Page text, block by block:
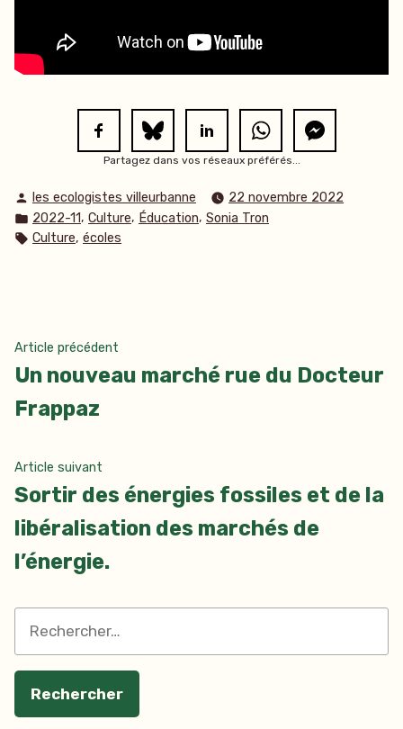
Partagez dans vos réseaux préférés...
Publié
par
les ecologistes villeurbanne
22 novembre 2022
Publié
dans
2022-11, Culture, Éducation, Sonia Tron
Étiquettes :
Culture, écoles
Navigation
de
l’article
Article précédent
précédent :
Un nouveau marché rue du Docteur
Frappaz
Article suivant
suivant
Sortir des énergies fossiles et de la
libéralisation des marchés de
l’énergie.